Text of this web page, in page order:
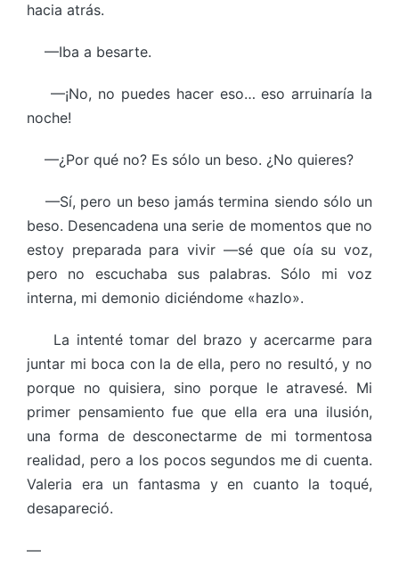
hacia atrás.
—Iba a besarte.
—¡No, no puedes hacer eso… eso arruinaría la
noche!
—¿Por qué no? Es sólo un beso. ¿No quieres?
—Sí, pero un beso jamás termina siendo sólo un
beso. Desencadena una serie de momentos que no
estoy preparada para vivir —sé que oía su voz,
pero no escuchaba sus palabras. Sólo mi voz
interna, mi demonio diciéndome «hazlo».
La intenté tomar del brazo y acercarme para
juntar mi boca con la de ella, pero no resultó, y no
porque no quisiera, sino porque le atravesé. Mi
primer pensamiento fue que ella era una ilusión,
una forma de desconectarme de mi tormentosa
realidad, pero a los pocos segundos me di cuenta.
Valeria era un fantasma y en cuanto la toqué,
desapareció.
—